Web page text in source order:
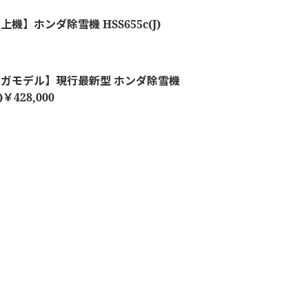
上機】ホンダ除雪機 HSS655c(J)
ガモデル】現行最新型 ホンダ除雪機
428,000